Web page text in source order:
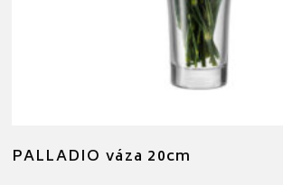
PALLADIO váza 20cm